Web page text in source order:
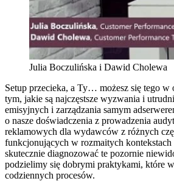
Julia Boczulińska i Dawid Cholewa
Setup przecieka, a Ty… możesz się tego w
tym, jakie są najczęstsze wyzwania i
emisyjnych i zarządzania samym
o nasze doświadczenia z prowadzenia
reklamowych dla wydawców z różnych
funkcjonujących w rozmaitych
skutecznie diagnozować te pozornie
podzielimy się dobrymi praktykami, które
codziennych procesów.